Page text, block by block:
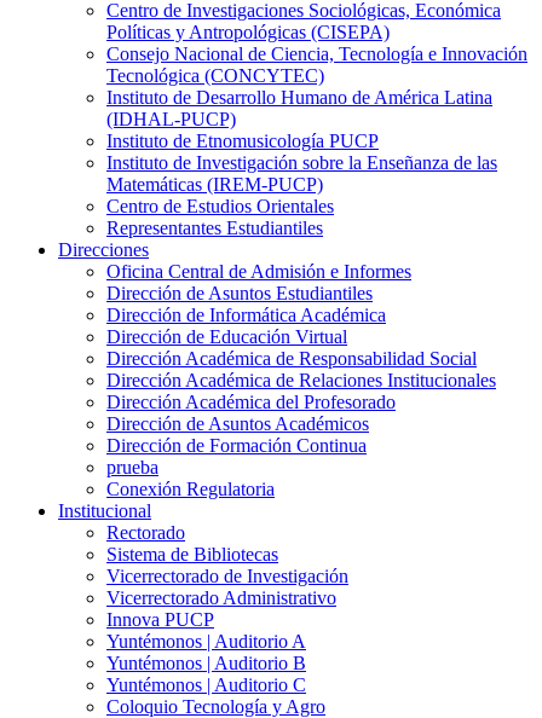
Centro de Investigaciones Sociológicas, Económica
Políticas y Antropológicas (CISEPA)
Consejo Nacional de Ciencia, Tecnología e Innovación
Tecnológica (CONCYTEC)
Instituto de Desarrollo Humano de América Latina
(IDHAL-PUCP)
Instituto de Etnomusicología PUCP
Instituto de Investigación sobre la Enseñanza de las
Matemáticas (IREM-PUCP)
Centro de Estudios Orientales
Representantes Estudiantiles
Direcciones
Oficina Central de Admisión e Informes
Dirección de Asuntos Estudiantiles
Dirección de Informática Académica
Dirección de Educación Virtual
Dirección Académica de Responsabilidad Social
Dirección Académica de Relaciones Institucionales
Dirección Académica del Profesorado
Dirección de Asuntos Académicos
Dirección de Formación Continua
prueba
Conexión Regulatoria
Institucional
Rectorado
Sistema de Bibliotecas
Vicerrectorado de Investigación
Vicerrectorado Administrativo
Innova PUCP
Yuntémonos | Auditorio A
Yuntémonos | Auditorio B
Yuntémonos | Auditorio C
Coloquio Tecnología y Agro